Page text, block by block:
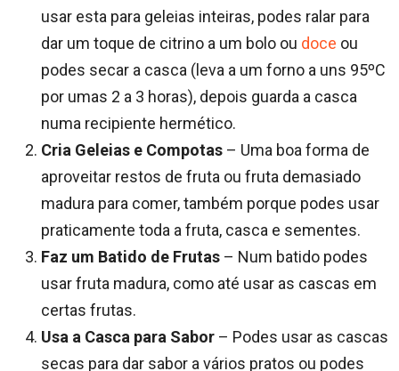
usar esta para geleias inteiras, podes ralar para
dar um toque de citrino a um bolo ou doce ou
podes secar a casca (leva a um forno a uns 95ºC
por umas 2 a 3 horas), depois guarda a casca
numa recipiente hermético.
Cria Geleias e Compotas – Uma boa forma de
aproveitar restos de fruta ou fruta demasiado
madura para comer, também porque podes usar
praticamente toda a fruta, casca e sementes.
Faz um Batido de Frutas – Num batido podes
usar fruta madura, como até usar as cascas em
certas frutas.
Usa a Casca para Sabor – Podes usar as cascas
secas para dar sabor a vários pratos ou podes